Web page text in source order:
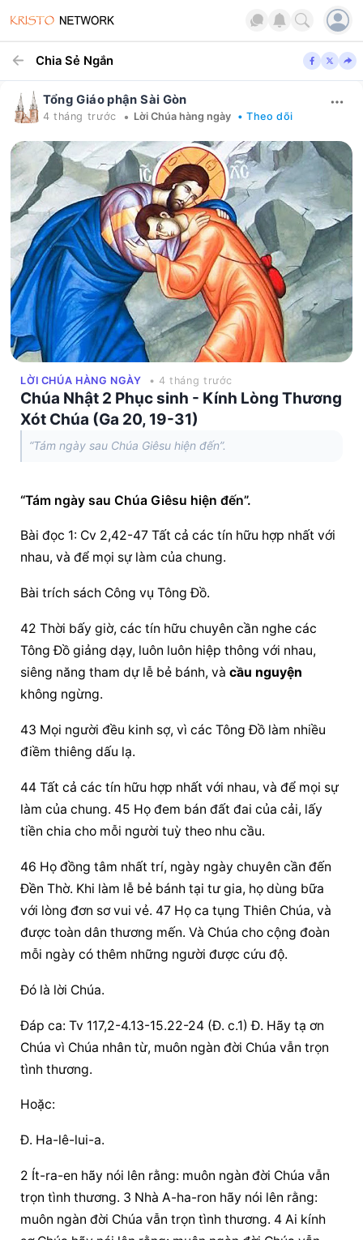
Chia Sẻ Ngắn
Tổng Giáo phận Sài Gòn
4 tháng trước • Lời Chúa hàng ngày • Theo dõi
LỜI CHÚA HÀNG NGÀY • 4 tháng trước
Chúa Nhật 2 Phục sinh - Kính Lòng Thương
Xót Chúa (Ga 20, 19-31)
“Tám ngày sau Chúa Giêsu hiện đến”.
“Tám ngày sau Chúa Giêsu hiện đến”.
Bài đọc 1: Cv 2,42-47 Tất cả các tín hữu hợp nhất với
nhau, và để mọi sự làm của chung.
Bài trích sách Công vụ Tông Đồ.
42 Thời bấy giờ, các tín hữu chuyên cần nghe các
Tông Đồ giảng dạy, luôn luôn hiệp thông với nhau,
siêng năng tham dự lễ bẻ bánh, và cầu nguyện
không ngừng.
43 Mọi người đều kinh sợ, vì các Tông Đồ làm nhiều
điềm thiêng dấu lạ.
44 Tất cả các tín hữu hợp nhất với nhau, và để mọi sự
làm của chung. 45 Họ đem bán đất đai của cải, lấy
tiền chia cho mỗi người tuỳ theo nhu cầu.
46 Họ đồng tâm nhất trí, ngày ngày chuyên cần đến
Đền Thờ. Khi làm lễ bẻ bánh tại tư gia, họ dùng bữa
với lòng đơn sơ vui vẻ. 47 Họ ca tụng Thiên Chúa, và
được toàn dân thương mến. Và Chúa cho cộng đoàn
mỗi ngày có thêm những người được cứu độ.
Đó là lời Chúa.
Đáp ca: Tv 117,2-4.13-15.22-24 (Đ. c.1) Đ. Hãy tạ ơn
Chúa vì Chúa nhân từ, muôn ngàn đời Chúa vẫn trọn
tình thương.
Hoặc:
Đ. Ha-lê-lui-a.
2 Ít-ra-en hãy nói lên rằng: muôn ngàn đời Chúa vẫn
trọn tình thương. 3 Nhà A-ha-ron hãy nói lên rằng:
muôn ngàn đời Chúa vẫn trọn tình thương. 4 Ai kính